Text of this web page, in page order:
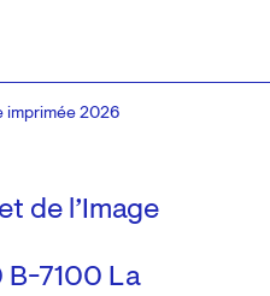
de l’Image
B-7100 La
imprimée 2026